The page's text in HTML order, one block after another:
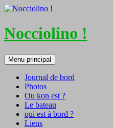
Nocciolino !
Recherche
Menu principal
Aller
au
contenu
Journal de bord
Photos
Ou kon est ?
Le bateau
qui est à bord ?
Liens